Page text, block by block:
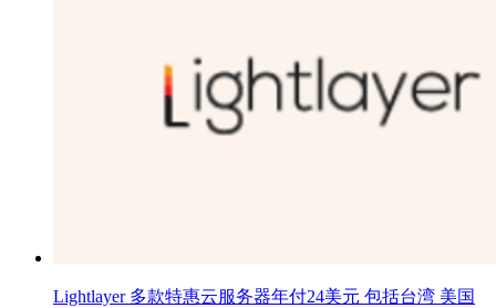
Lightlayer 多款特惠云服务器年付24美元 包括台湾 美国